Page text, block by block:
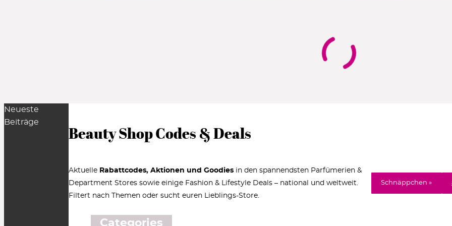
Beauty Shop Codes & Deals
Aktuelle Rabattcodes, Aktionen und Goodies in den spannendsten Parfümerien &
Department Stores sowie einige Fashion & Lifestyle Deals – national und weltweit.
Filtert nach Themen oder sucht euren Lieblings-Store.
Schnäppchen »
Categories
Neueste
Beiträge